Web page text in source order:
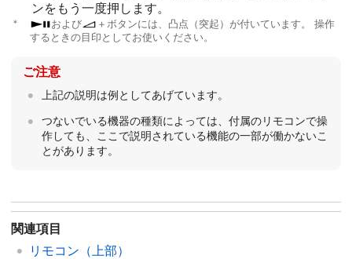
ンをもう一度押します。
＊ および ＋ ボタンには、凸点（突起）が付いています。 操作
するときの目印としてお使いください。
ご注意
上記の説明は例としてあげています。
つないでいる機器の種類によっては、付属のリモコンで操
作しても、ここで説明されている機能の一部が働かないこ
とがあります。
関連項目
リモコン（上部）